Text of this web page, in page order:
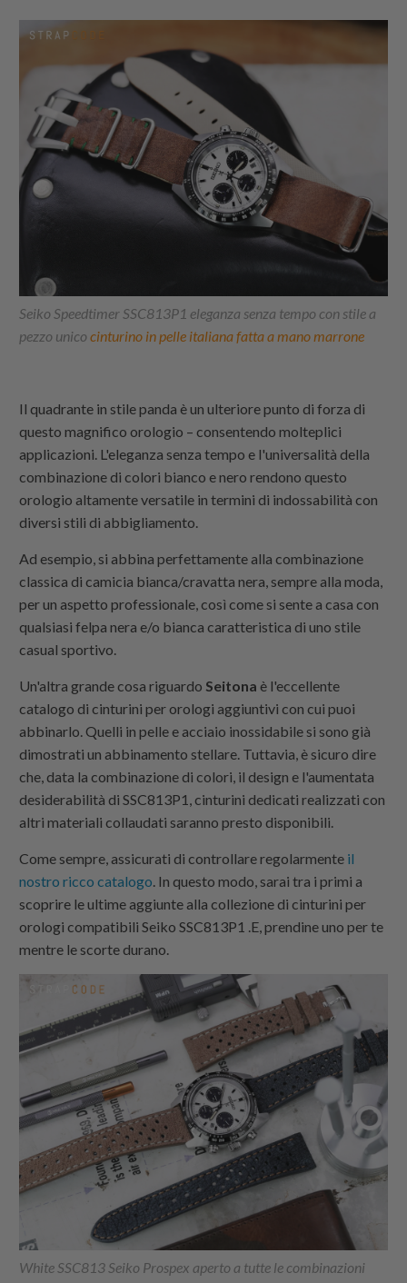
Seiko Speedtimer SSC813P1 eleganza senza tempo con stile a
pezzo unicocinturino in pelle italiana fatta a mano marrone
Il quadrante in stile panda è un ulteriore punto di forza di
questo magnifico orologio – consentendo molteplici
applicazioni. L'eleganza senza tempo e l'universalità della
combinazione di colori bianco e nero rendono questo
orologio altamente versatile in termini di indossabilità con
diversi stili di abbigliamento.
Ad esempio, si abbina perfettamente alla combinazione
classica di camicia bianca/cravatta nera, sempre alla moda,
per un aspetto professionale, così come si sente a casa con
qualsiasi felpa nera e/o bianca caratteristica di uno stile
casual sportivo.
Un'altra grande cosa riguardo Seitona è l'eccellente
catalogo di cinturini per orologi aggiuntivi con cui puoi
abbinarlo. Quelli in pelle e acciaio inossidabile si sono già
dimostrati un abbinamento stellare. Tuttavia, è sicuro dire
che, data la combinazione di colori, il design e l'aumentata
desiderabilità di SSC813P1, cinturini dedicati realizzati con
altri materiali collaudati saranno presto disponibili.
Come sempre, assicurati di controllare regolarmente il
nostro ricco catalogo. In questo modo, sarai tra i primi a
scoprire le ultime aggiunte alla collezione di cinturini per
orologi compatibili Seiko SSC813P1 .E, prendine uno per te
mentre le scorte durano.
White SSC813 Seiko Prospex aperto a tutte le combinazioni